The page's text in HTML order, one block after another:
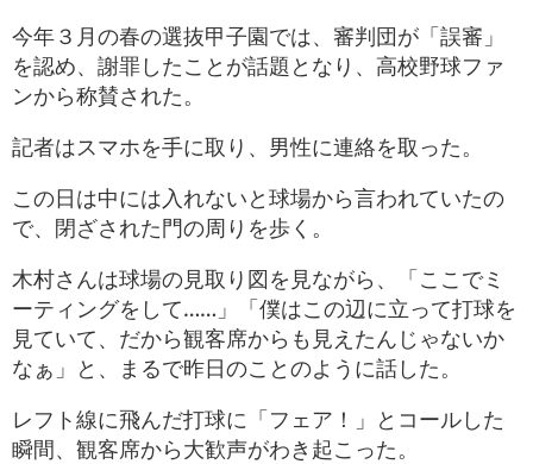
今年３月の春の選抜甲子園では、審判団が「誤審」
を認め、謝罪したことが話題となり、高校野球ファ
ンから称賛された。
記者はスマホを手に取り、男性に連絡を取った。
この日は中には入れないと球場から言われていたの
で、閉ざされた門の周りを歩く。
木村さんは球場の見取り図を見ながら、「ここでミ
ーティングをして……」「僕はこの辺に立って打球を
見ていて、だから観客席からも見えたんじゃないか
なぁ」と、まるで昨日のことのように話した。
レフト線に飛んだ打球に「フェア！」とコールした
瞬間、観客席から大歓声がわき起こった。